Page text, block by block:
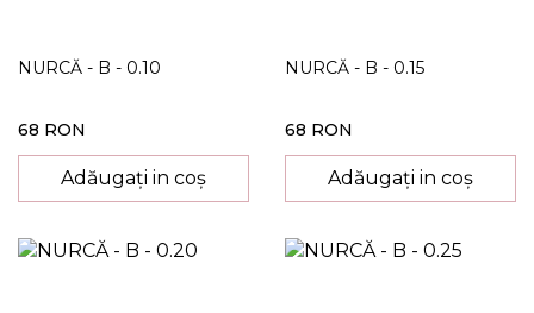
NURCĂ - B - 0.10
68 RON
Adăugați in coș
NURCĂ - B - 0.15
68 RON
Adăugați in coș